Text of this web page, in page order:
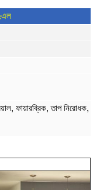
ফায়ারব্রিক, তাপ নিরোধক,